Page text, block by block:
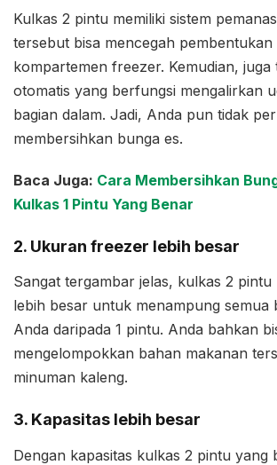
Kulkas 2 pintu memiliki sistem
tersebut bisa mencegah pembentukan
kompartemen freezer. Kemudian, juga
otomatis yang berfungsi mengalirkan
bagian dalam. Jadi, Anda pun tidak
membersihkan bunga es.
Baca Juga: Cara Membersihkan
Kulkas 1 Pintu Yang Benar
2. Ukuran freezer lebih besar
Sangat tergambar jelas, kulkas 2 pintu
lebih besar untuk menampung semua
Anda daripada 1 pintu. Anda bahkan
mengelompokkan bahan makanan
minuman kaleng.
3. Kapasitas lebih besar
Dengan kapasitas kulkas 2 pintu yang